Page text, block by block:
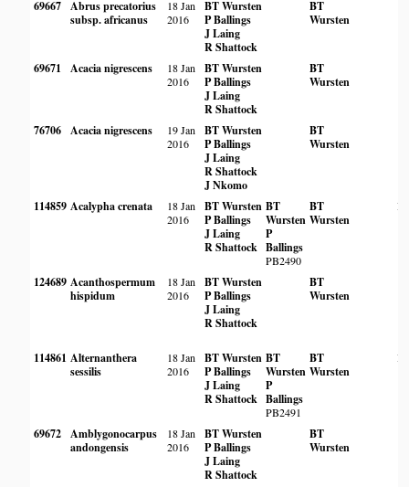
69667 Abrus precatorius
subsp. africanus
18 Jan
2016
BT Wursten
P Ballings
J Laing
R Shattock
BT
Wursten
69671 Acacia nigrescens
18 Jan
2016
BT Wursten
P Ballings
J Laing
R Shattock
BT
Wursten
76706 Acacia nigrescens
19 Jan
2016
BT Wursten
P Ballings
J Laing
R Shattock
J Nkomo
BT
Wursten
114859 Acalypha crenata
18 Jan
2016
BT Wursten
P Ballings
J Laing
R Shattock
BT
Wursten
P
Ballings
PB2490
BT
Wursten
124689 Acanthospermum
hispidum
18 Jan
2016
BT Wursten
P Ballings
J Laing
R Shattock
BT
Wursten
114861 Alternanthera
sessilis
18 Jan
2016
BT Wursten
P Ballings
J Laing
R Shattock
BT
Wursten
P
Ballings
PB2491
BT
Wursten
69672 Amblygonocarpus
andongensis
18 Jan
2016
BT Wursten
P Ballings
J Laing
R Shattock
BT
Wursten